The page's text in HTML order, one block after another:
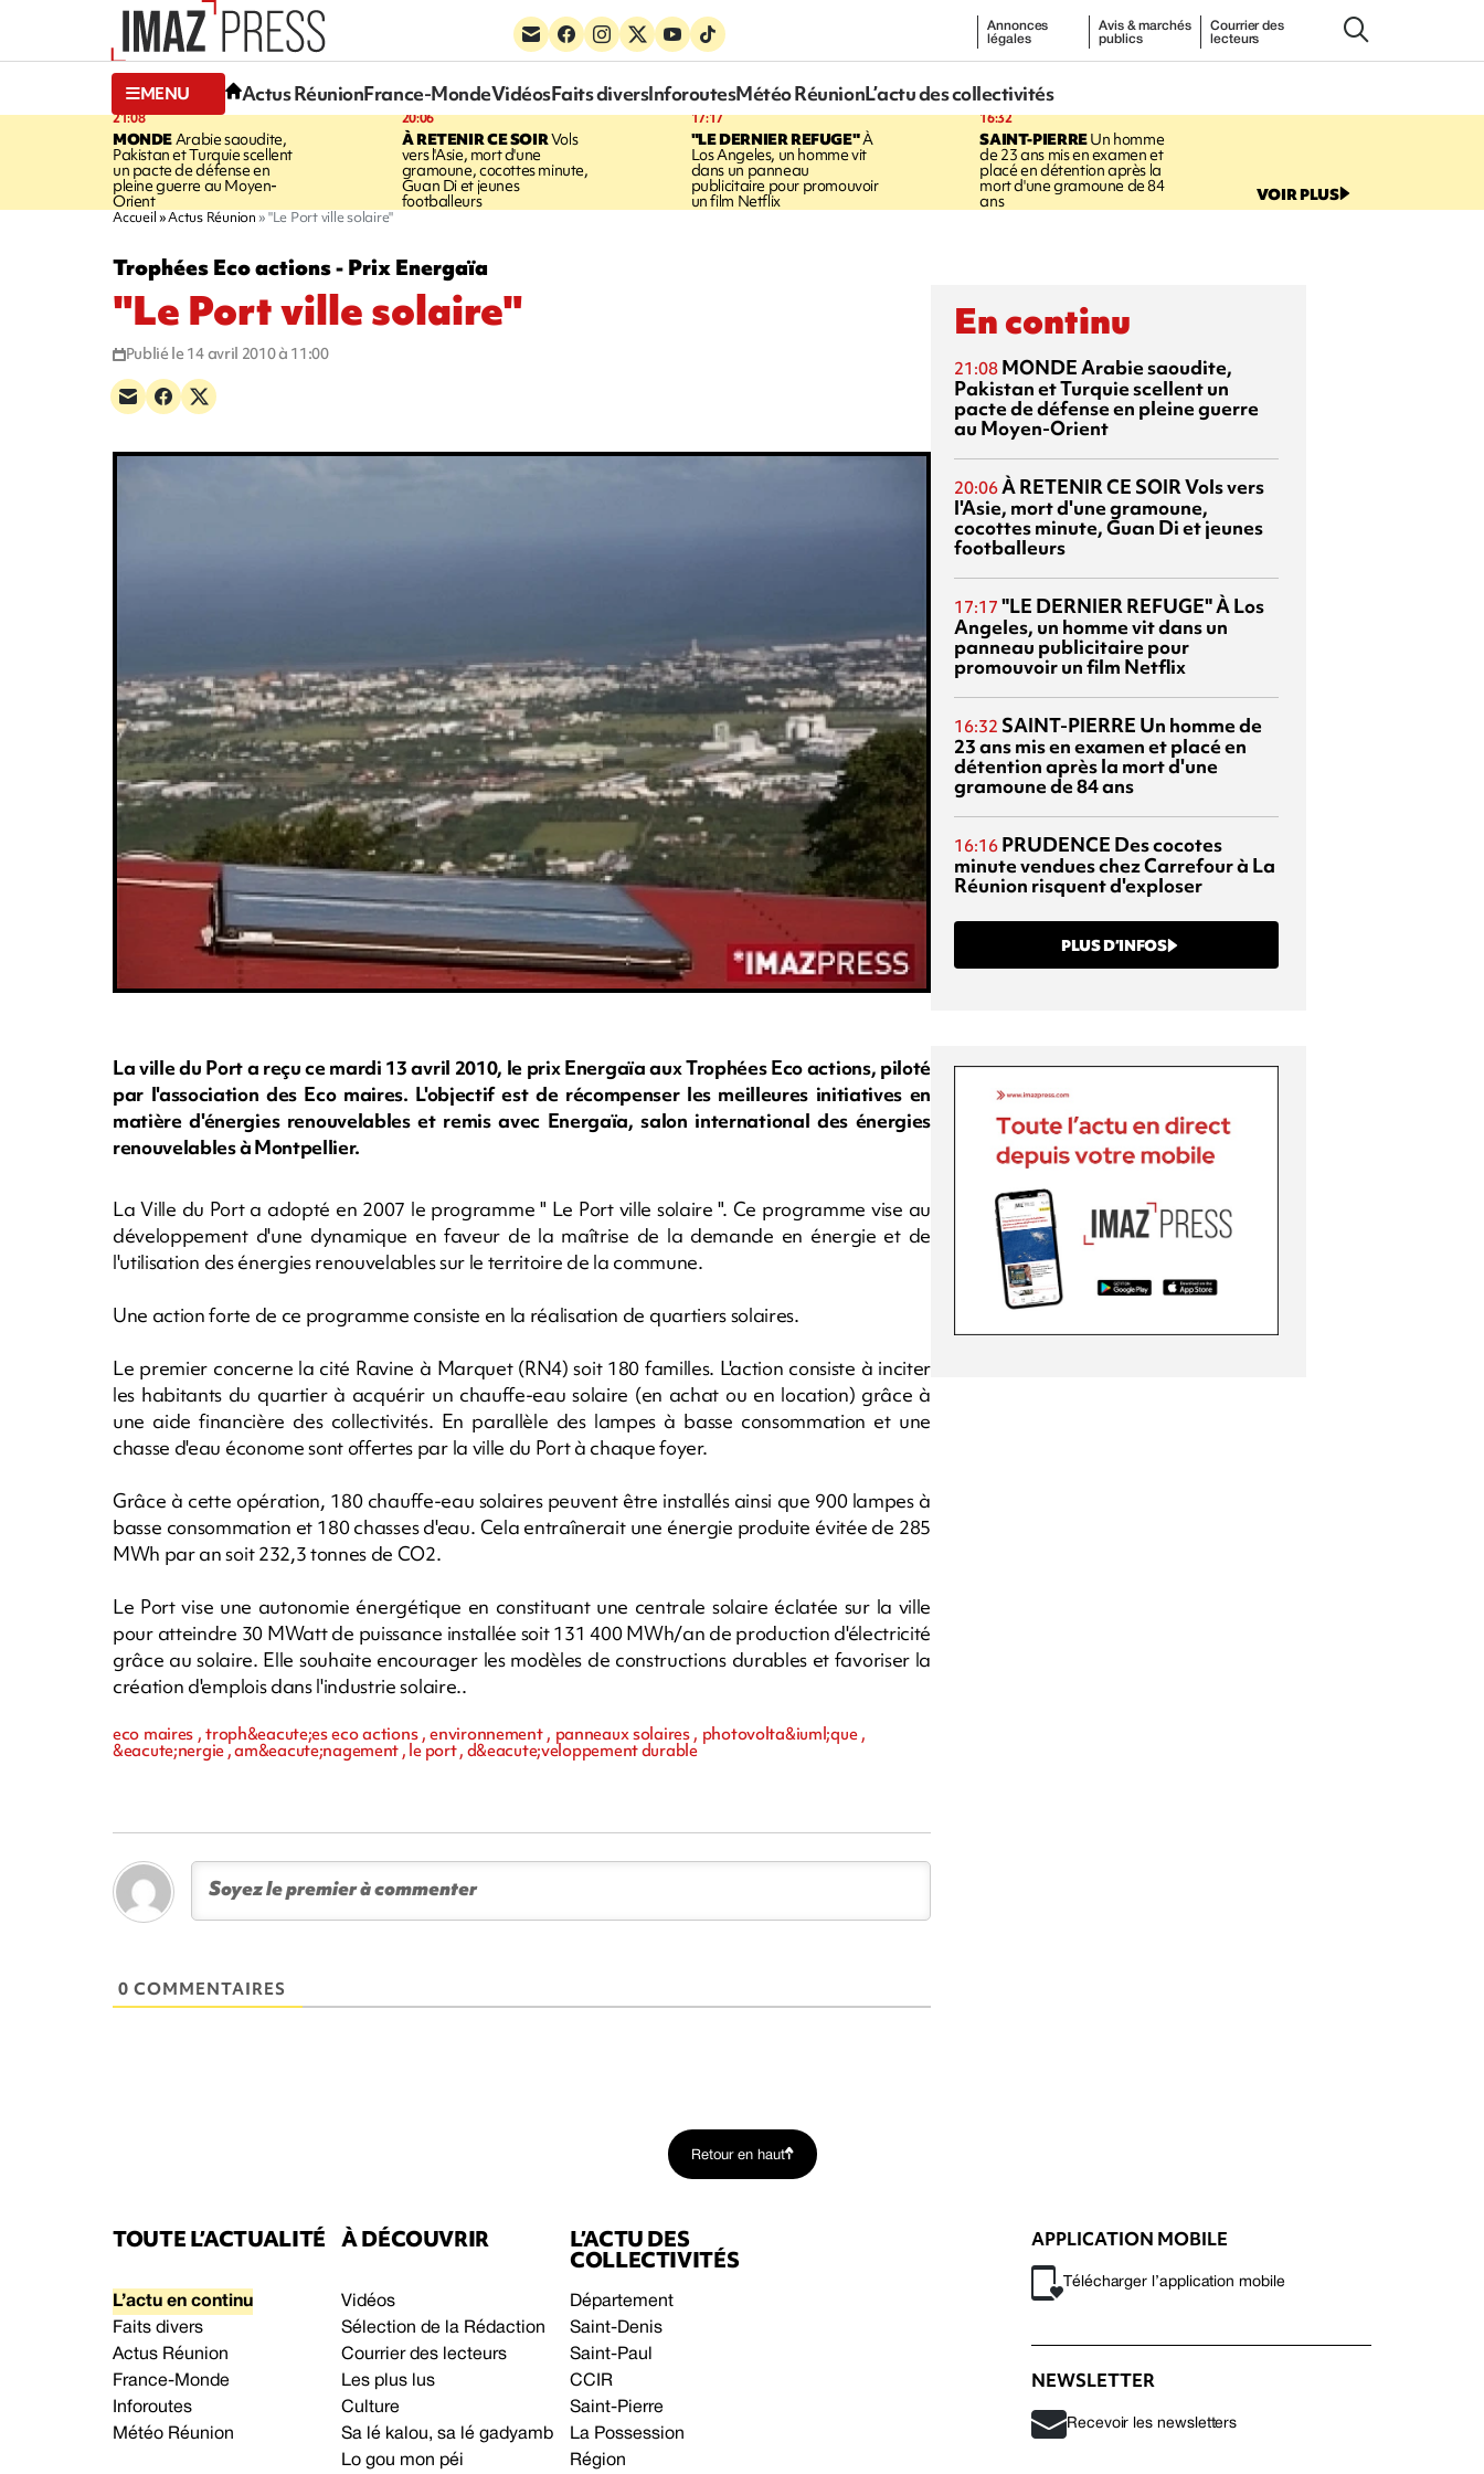
Annonces
légales
Avis & marchés
publics
Courrier des
lecteurs
MENU Actus RéunionFrance-MondeVidéosFaits diversInforoutesMétéo RéunionL’actu des collectivités
21:08
MONDE Arabie saoudite,
Pakistan et Turquie scellent
un pacte de défense en
pleine guerre au Moyen-
Orient
20:06
À RETENIR CE SOIRVols
vers l'Asie, mort d'une
gramoune, cocottes minute,
Guan Di et jeunes
footballeurs
17:17
"LE DERNIER REFUGE"À
Los Angeles, un homme vit
dans un panneau
publicitaire pour promouvoir
un film Netflix
16:32
SAINT-PIERREUn homme
de 23 ans mis en examen et
placé en détention après la
mort d'une gramoune de 84
ans VOIR PLUS
Accueil Actus Réunion "Le Port ville solaire"
Trophées Eco actions - Prix Energaïa
"Le Port ville solaire"
Publié le 14 avril 2010 à 11:00
La ville du Port a reçu ce mardi 13 avril 2010, le prix Energaïa aux Trophées Eco actions, piloté
par l'association des Eco maires. L'objectif est de récompenser les meilleures initiatives en
matière d'énergies renouvelables et remis avec Energaïa, salon international des énergies
renouvelables à Montpellier.
La Ville du Port a adopté en 2007 le programme " Le Port ville solaire ". Ce programme vise au
développement d'une dynamique en faveur de la maîtrise de la demande en énergie et de
l'utilisation des énergies renouvelables sur le territoire de la commune.
Une action forte de ce programme consiste en la réalisation de quartiers solaires.
Le premier concerne la cité Ravine à Marquet (RN4) soit 180 familles. L'action consiste à inciter
les habitants du quartier à acquérir un chauffe-eau solaire (en achat ou en location) grâce à
une aide financière des collectivités. En parallèle des lampes à basse consommation et une
chasse d'eau économe sont offertes par la ville du Port à chaque foyer.
Grâce à cette opération, 180 chauffe-eau solaires peuvent être installés ainsi que 900 lampes à
basse consommation et 180 chasses d'eau. Cela entraînerait une énergie produite évitée de 285
MWh par an soit 232,3 tonnes de CO2.
Le Port vise une autonomie énergétique en constituant une centrale solaire éclatée sur la ville
pour atteindre 30 MWatt de puissance installée soit 131 400 MWh/an de production d'électricité
grâce au solaire. Elle souhaite encourager les modèles de constructions durables et favoriser la
création d'emplois dans l'industrie solaire..
eco maires , troph&eacute;es eco actions , environnement , panneaux solaires , photovolta&iuml;que ,
&eacute;nergie , am&eacute;nagement , le port , d&eacute;veloppement durable
0 COMMENTAIRES
En continu
21:08 MONDEArabie saoudite,
Pakistan et Turquie scellent un
pacte de défense en pleine guerre
au Moyen-Orient
20:06À RETENIR CE SOIRVols vers
l'Asie, mort d'une gramoune,
cocottes minute, Guan Di et jeunes
footballeurs
17:17 "LE DERNIER REFUGE"À Los
Angeles, un homme vit dans un
panneau publicitaire pour
promouvoir un film Netflix
16:32 SAINT-PIERRE Un homme de
23 ans mis en examen et placé en
détention après la mort d'une
gramoune de 84 ans
16:16 PRUDENCE Des cocotes
minute vendues chez Carrefour à La
Réunion risquent d'exploser
PLUS D’INFOS
Retour en haut
TOUTE L’ACTUALITÉ
L’actu en continu
Faits divers
Actus Réunion
France-Monde
Inforoutes
Météo Réunion
À DÉCOUVRIR
Vidéos
Sélection de la Rédaction
Courrier des lecteurs
Les plus lus
Culture
Sa lé kalou, sa lé gadyamb
Lo gou mon péi
L’ACTU DES
COLLECTIVITÉS
Département
Saint-Denis
Saint-Paul
CCIR
Saint-Pierre
La Possession
Région
APPLICATION MOBILE
Télécharger l’application mobile
NEWSLETTER
Recevoir les newsletters